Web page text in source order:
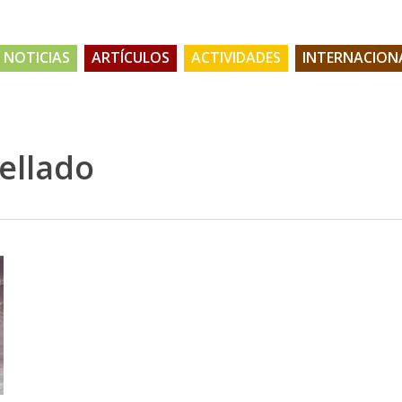
NOTICIAS ARTÍCULOS ACTIVIDADES